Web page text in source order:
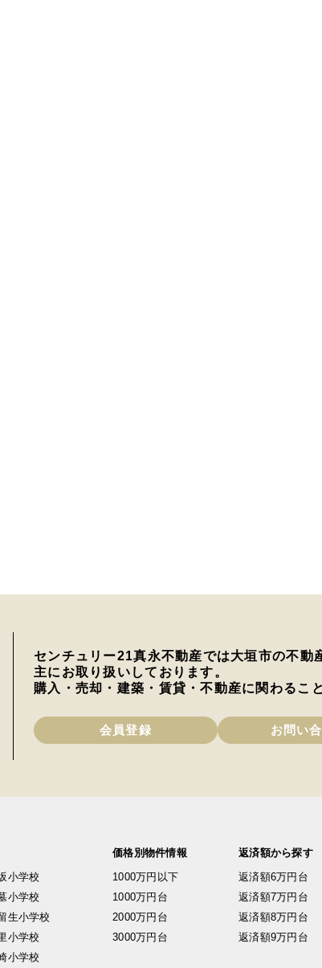
センチュリー21真永不動産では大垣市の不動
主にお取り扱いしております。
購入・売却・建築・賃貸・不動産に関わるこ
会員登録 お問い
小学校
小学校
生小学校
小学校
小学校
価格別物件情報
1000万円以下
1000万円台
2000万円台
3000万円台
返済額から探す
返済額6万円台
返済額7万円台
返済額8万円台
返済額9万円台